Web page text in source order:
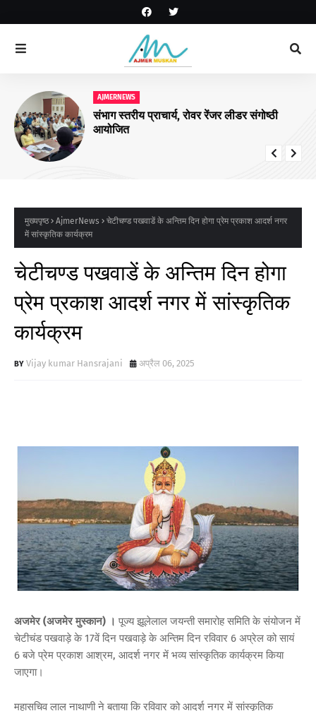
AJMERNEWS
संभाग स्तरीय प्राचार्य, रोवर रेंजर लीडर संगोष्ठी
आयोजित
मुख्यपृष्ठ AjmerNews
चेटीचण्ड पखवाडें के अन्तिम दिन होगा प्रेम प्रकाश आदर्श नगर
में सांस्कृतिक कार्यक्रम
चेटीचण्ड पखवाडें के अन्तिम दिन होगा
प्रेम प्रकाश आदर्श नगर में सांस्कृतिक
कार्यक्रम
Vijay kumar Hansrajani अप्रैल 06, 2025
अजमेर (अजमेर मुस्कान) । पूज्य झूलेलाल जयन्ती समारोह समिति के संयोजन में
चेटीचंड पखवाड़े के 17वें दिन पखवाड़े के अन्तिम दिन रविवार 6 अप्रेल को सायं
6 बजे प्रेम प्रकाश आश्रम, आदर्श नगर में भव्य सांस्कृतिक कार्यक्रम किया
जाएगा।
महासचिव लाल नाथाणी ने बताया कि रविवार को आदर्श नगर में सांस्कृतिक